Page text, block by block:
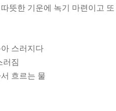
뜻한 기운에 녹기 마련이고
스러지다
러짐
흐르는 물